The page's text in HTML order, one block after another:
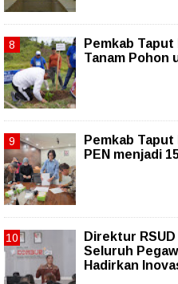
Pemkab
Tanam Pohon
Pemkab
PEN menjadi
Direktur
Seluruh
Hadirkan